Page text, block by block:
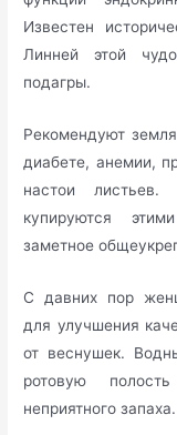
Известен
Линней этой
подагры.
Рекомендуют
диабете, анемии,
настои листьев.
купируются
заметное
С давних пор
для улучшения
от веснушек.
ротовую
неприятного запаха.